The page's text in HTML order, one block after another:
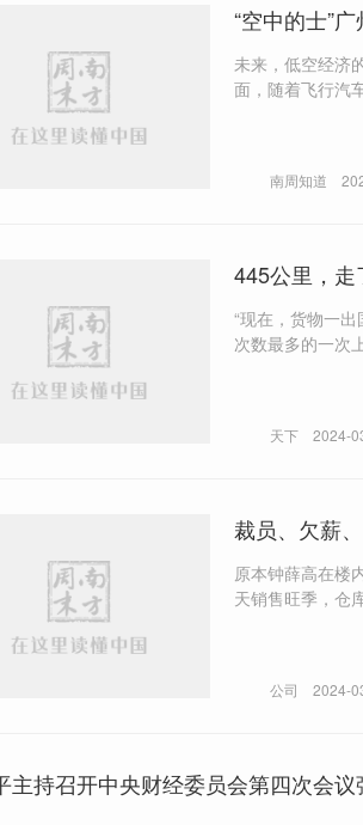
“空中的士”
未来，低空经济
面，随着飞行汽
南周知道
445公里，
“现在，货物一
次数最多的一次上“税”，前前后后要给四
天下 2024-
裁员、欠薪
原本钟薛高在楼内
天销售旺季，仓
公司 2024-
主持召开中央财经委员会第四次会